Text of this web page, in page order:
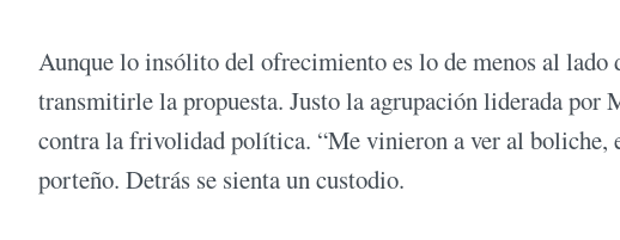
Aunque lo insólito del ofrecimiento es lo de menos al lado
transmitirle la propuesta. Justo la agrupación liderada por
contra la frivolidad política. “Me vinieron a ver al boliche,
porteño. Detrás se sienta un custodio.